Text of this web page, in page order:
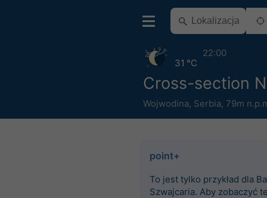
Cross-section
Wojwodina, Serbia, 79m
31 °C
22:00
point+
To jest tylko przykład dla
Szwajcaria. Aby zobaczyć